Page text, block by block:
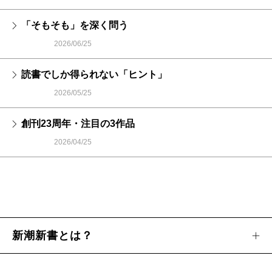
「そもそも」を深く問う
2026/06/25
読書でしか得られない「ヒント」
2026/05/25
創刊23周年・注目の3作品
2026/04/25
新潮新書とは？